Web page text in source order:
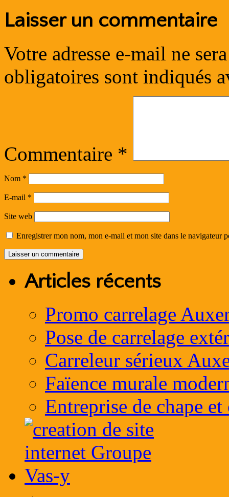
Laisser un commentaire
Votre adresse e-mail ne
obligatoires sont indiqués
Commentaire *
Nom *
E-mail *
Site web
Enregistrer mon nom, mon e-mail et mon site dans le navigateur
Articles récents
Promo carrelage
Pose de carrelage
Carreleur sérieux
Faïence murale
Entreprise de chape